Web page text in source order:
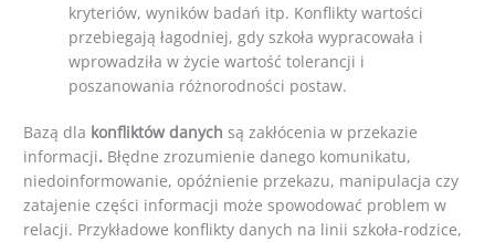
kryteriów, wyników badań itp. Konflikty wartości
przebiegają łagodniej, gdy szkoła wypracowała i
wprowadziła w życie wartość tolerancji i
poszanowania różnorodności postaw.
Bazą dla konfliktów danychsą zakłócenia w przekazie
informacji. Błędne zrozumienie danego komunikatu,
niedoinformowanie, opóźnienie przekazu, manipulacja czy
zatajenie części informacji może spowodować problem w
relacji. Przykładowe konflikty danych na linii szkoła-rodzice,